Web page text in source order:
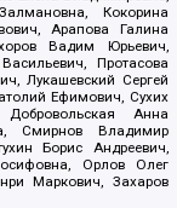
Кокорина
Арапова Галина
Вадим Юрьевич,
Протасова
Лукашевский Сергей
Ефимович, Сухих
Анна
Смирнов Владимир
Борис Андреевич,
Орлов Олег
Маркович, Захаров